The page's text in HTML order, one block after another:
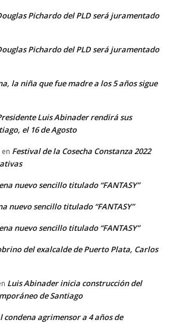
Pichardo del PLD será juramentado
Pichardo del PLD será juramentado
la niña que fue madre a los 5 años sigue
Luis Abinader rendirá sus
el 16 de Agosto
en Festival de la Cosecha Constanza 2022
nuevo sencillo titulado “FANTASY”
nuevo sencillo titulado “FANTASY”
nuevo sencillo titulado “FANTASY”
del exalcalde de Puerto Plata, Carlos
Luis Abinader inicia construcción del
de Santiago
condena agrimensor a 4 años de